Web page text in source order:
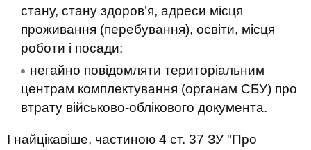
стану, стану здоров’я, адреси місця
проживання (перебування), освіти, місця
роботи і посади;
негайно повідомляти територіальним
центрам комплектування (органам СБУ) про
втрату військово-облікового документа.
І найцікавіше, частиною 4 ст. 37 ЗУ "Про